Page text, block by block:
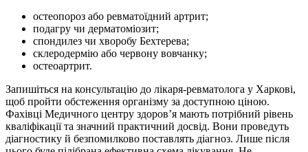
остеопороз або ревматоїдний артрит;
подагру чи дерматоміозит;
спондилез чи хворобу Бехтерева;
склеродермію або червону вовчанку;
остеоартрит.
Запишіться на консультацію до лікаря-ревматолога у Харкові,
щоб пройти обстеження організму за доступною ціною.
Фахівці Медичного центру здоров’я мають потрібний рівень
кваліфікації та значний практичний досвід. Вони проведуть
діагностику й безпомилково поставлять діагноз. Лише після